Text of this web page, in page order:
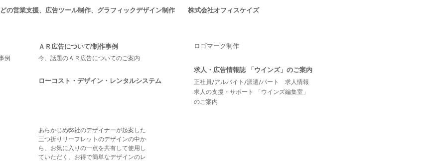
の営業支援、広告ツール制作、グラフィックデザイン制作 株式会社オフィスケイズ
例
ＡＲ広告について/制作事例
今、話題のＡＲ広告についてのご案内
ロゴマーク制作
求人・広告情報誌「ウインズ」のご案内
ローコスト・デザイン・レンタルシステム
正社員/アルバイト/派遣/パート 求人情報
求人の支援・サポート 「ウインズ編集室」
のご案内
あらかじめ弊社のデザイナーが起案した
三つ折りリーフレットのデザインの中か
ら、お気に入りの一点を共有して使用し
ていただく、お得で簡単なデザインのレ